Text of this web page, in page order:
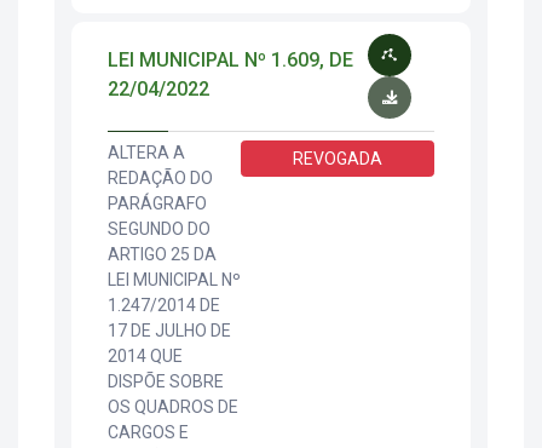
LEI MUNICIPAL Nº 1.609, DE
22/04/2022
ALTERA A
REDAÇÃO DO
PARÁGRAFO
SEGUNDO DO
ARTIGO 25 DA
LEI MUNICIPAL Nº
1.247/2014 DE
17 DE JULHO DE
2014 QUE
DISPÕE SOBRE
OS QUADROS DE
CARGOS E
REVOGADA